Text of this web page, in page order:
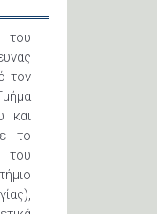
του
τον
και
το
του